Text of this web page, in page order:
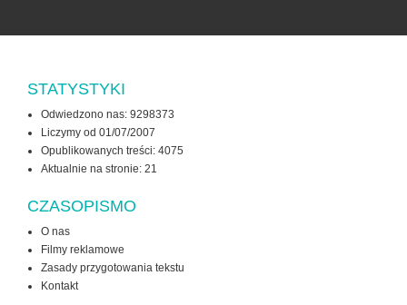
STATYSTYKI
Odwiedzono nas: 9298373
Liczymy od 01/07/2007
Opublikowanych treści: 4075
Aktualnie na stronie: 21
CZASOPISMO
O nas
Filmy reklamowe
Zasady przygotowania tekstu
Kontakt